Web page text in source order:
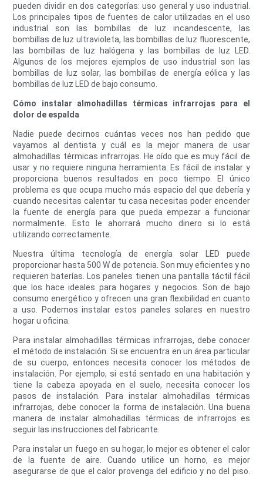
pueden dividir en dos categorías: uso general y uso industrial.
Los principales tipos de fuentes de calor utilizadas en el uso
industrial son las bombillas de luz incandescente, las
bombillas de luz ultravioleta, las bombillas de luz fluorescente,
las bombillas de luz halógena y las bombillas de luz LED.
Algunos de los mejores ejemplos de uso industrial son las
bombillas de luz solar, las bombillas de energía eólica y las
bombillas de luz LED de bajo consumo.
Cómo instalar almohadillas térmicas infrarrojas para el
dolor de espalda
Nadie puede decirnos cuántas veces nos han pedido que
vayamos al dentista y cuál es la mejor manera de usar
almohadillas térmicas infrarrojas. He oído que es muy fácil de
usar y no requiere ninguna herramienta. Es fácil de instalar y
proporciona buenos resultados en poco tiempo. El único
problema es que ocupa mucho más espacio del que debería y
cuando necesitas calentar tu casa necesitas poder encender
la fuente de energía para que pueda empezar a funcionar
normalmente. Esto le ahorrará mucho dinero si lo está
utilizando correctamente.
Nuestra última tecnología de energía solar LED puede
proporcionar hasta 500 W de potencia. Son muy eficientes y no
requieren baterías. Los paneles tienen una pantalla táctil fácil
que los hace ideales para hogares y negocios. Son de bajo
consumo energético y ofrecen una gran flexibilidad en cuanto
a uso. Podemos instalar estos paneles solares en nuestro
hogar u oficina.
Para instalar almohadillas térmicas infrarrojas, debe conocer
el método de instalación. Si se encuentra en un área particular
de su cuerpo, entonces necesita conocer los métodos de
instalación. Por ejemplo, si está sentado en una habitación y
tiene la cabeza apoyada en el suelo, necesita conocer los
pasos de instalación. Para instalar almohadillas térmicas
infrarrojas, debe conocer la forma de instalación. Una buena
manera de instalar almohadillas térmicas de infrarrojos es
seguir las instrucciones del fabricante.
Para instalar un fuego en su hogar, lo mejor es obtener el calor
de la fuente de aire. Cuando utilice un horno, es mejor
asegurarse de que el calor provenga del edificio y no del piso.